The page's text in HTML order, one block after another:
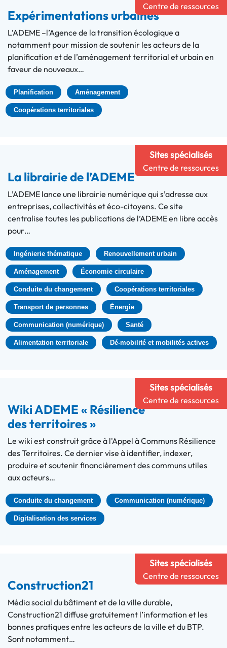
Centre de ressources
Expérimentations urbaines
L’ADEME –l’Agence de la transition écologique a
notamment pour mission de soutenir les acteurs de la
planification et de l’aménagement territorial et urbain en
faveur de nouveaux…
Planification Aménagement
Coopérations territoriales
Sites spécialisés
Centre de ressources
La librairie de l’ADEME
L’ADEME lance une librairie numérique qui s’adresse aux
entreprises, collectivités et éco-citoyens. Ce site
centralise toutes les publications de l’ADEME en libre accès
pour…
Ingénierie thématique Renouvellement urbain
Aménagement Économie circulaire
Conduite du changement Coopérations territoriales
Transport de personnes Énergie
Communication (numérique) Santé
Alimentation territoriale Dé-mobilité et mobilités actives
Sites spécialisés
Centre de ressources
Wiki ADEME « Résilience
des territoires »
Le wiki est construit grâce à l'Appel à Communs Résilience
des Territoires. Ce dernier vise à identifier, indexer,
produire et soutenir financièrement des communs utiles
aux acteurs…
Conduite du changement Communication (numérique)
Digitalisation des services
Sites spécialisés
Centre de ressources
Construction21
Média social du bâtiment et de la ville durable,
Construction21 diffuse gratuitement l’information et les
bonnes pratiques entre les acteurs de la ville et du BTP.
Sont notamment…